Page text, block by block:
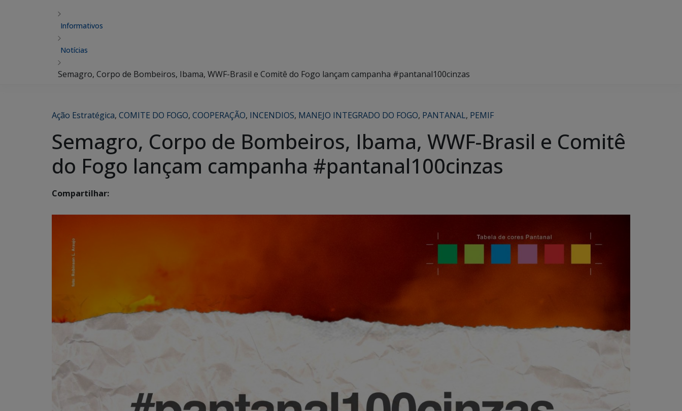
Informativos
Notícias
Semagro, Corpo de Bombeiros, Ibama, WWF-Brasil e Comitê do Fogo lançam campanha #pantanal100cinzas
Ação Estratégica, COMITE DO FOGO, COOPERAÇÃO, INCENDIOS, MANEJO INTEGRADO DO FOGO, PANTANAL, PEMIF
Semagro, Corpo de Bombeiros, Ibama, WWF-Brasil e Comitê
do Fogo lançam campanha #pantanal100cinzas
Compartilhar: